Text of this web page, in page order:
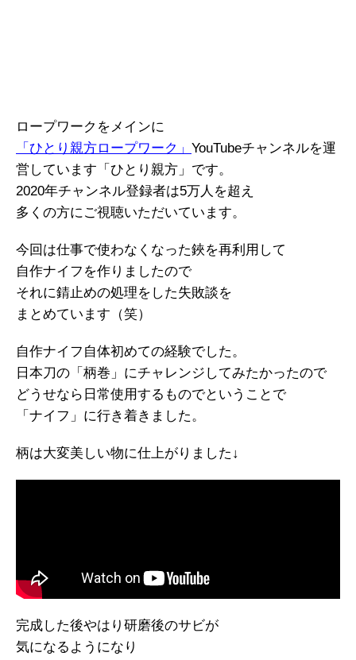
ロープワークをメインに
「ひとり親方ロープワーク」 YouTubeチャンネルを運
営しています「ひとり親方」です。
2020年チャンネル登録者は5万人を超え
多くの方にご視聴いただいています。
今回は仕事で使わなくなった鋏を再利用して
自作ナイフを作りましたので
それに錆止めの処理をした失敗談を
まとめています（笑）
自作ナイフ自体初めての経験でした。
日本刀の「柄巻」にチャレンジしてみたかったので
どうせなら日常使用するものでということで
「ナイフ」に行き着きました。
柄は大変美しい物に仕上がりました↓
完成した後やはり研磨後のサビが
気になるようになり